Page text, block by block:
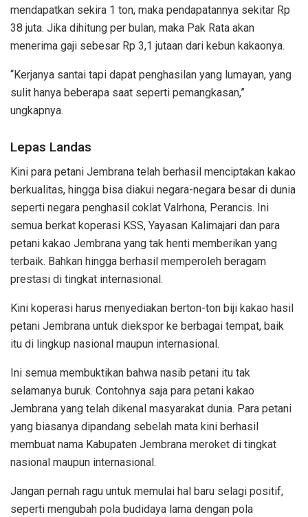
mendapatkan sekira 1 ton, maka pendapatannya sekitar Rp
38 juta. Jika dihitung per bulan, maka Pak Rata akan
menerima gaji sebesar Rp 3,1 jutaan dari kebun kakaonya.
“Kerjanya santai tapi dapat penghasilan yang lumayan, yang
sulit hanya beberapa saat seperti pemangkasan,”
ungkapnya.
Lepas Landas
Kini para petani Jembrana telah berhasil menciptakan kakao
berkualitas, hingga bisa diakui negara-negara besar di dunia
seperti negara penghasil coklat Valrhona, Perancis. Ini
semua berkat koperasi KSS, Yayasan Kalimajari dan para
petani kakao Jembrana yang tak henti memberikan yang
terbaik. Bahkan hingga berhasil memperoleh beragam
prestasi di tingkat internasional.
Kini koperasi harus menyediakan berton-ton biji kakao hasil
petani Jembrana untuk diekspor ke berbagai tempat, baik
itu di lingkup nasional maupun internasional.
Ini semua membuktikan bahwa nasib petani itu tak
selamanya buruk. Contohnya saja para petani kakao
Jembrana yang telah dikenal masyarakat dunia. Para petani
yang biasanya dipandang sebelah mata kini berhasil
membuat nama Kabupaten Jembrana meroket di tingkat
nasional maupun internasional.
Jangan pernah ragu untuk memulai hal baru selagi positif,
seperti mengubah pola budidaya lama dengan pola